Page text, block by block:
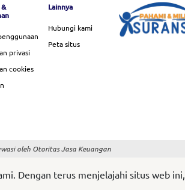
&
privasi
cookies
Lainnya
Hubungi kami
Peta situs
oleh Otoritas Jasa Keuangan
Dengan terus menjelajahi situs web ini,